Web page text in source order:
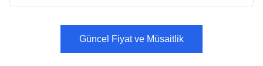
Güncel Fiyat ve Müsaitlik